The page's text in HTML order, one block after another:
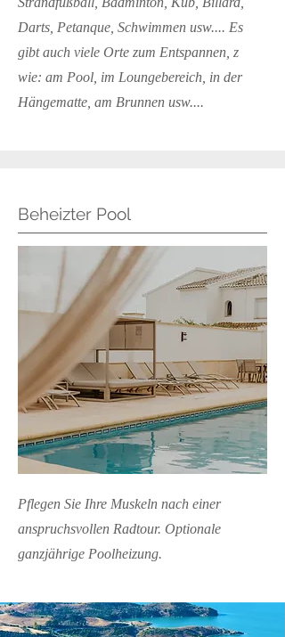
Darts, Petanque, Schwimmen usw.... Es
gibt auch viele Orte zum Entspannen, z
wie: am Pool, im Loungebereich, in der
Hängematte, am Brunnen usw....
Beheizter Pool
Pflegen Sie Ihre Muskeln nach einer
anspruchsvollen Radtour. Optionale
ganzjährige Poolheizung.